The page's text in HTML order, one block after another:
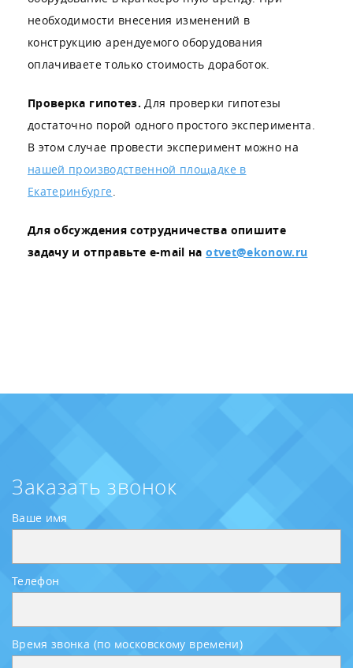
необходимости внесения изменений в
конструкцию арендуемого оборудования
оплачиваете только стоимость доработок.
Проверка гипотез. Для проверки гипотезы
достаточно порой одного простого эксперимента.
В этом случае провести эксперимент можно на
нашей производственной площадке в
Екатеринбурге
Для обсуждения сотрудничества опишите
задачу и отправьте e-mail наotvet@ekonow.ru
Заказать звонок
Ваше имя
Телефон
Время звонка (по московскому времени)